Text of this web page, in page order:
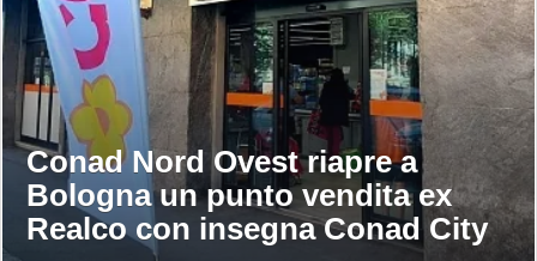
Conad Nord Ovest riapre a
Bologna un punto vendita ex
Realco con insegna Conad City